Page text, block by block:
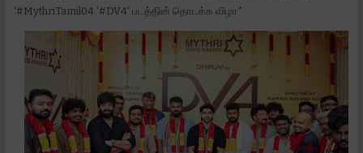
'#MythriTamil04 '#DV4' படத்தின் தொடக்க விழா*